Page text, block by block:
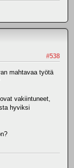
#538
mahtavaa työtä
vakiintuneet,
hyviksi